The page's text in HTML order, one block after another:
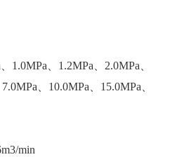
1.0MPa、1.2MPa、2.0MPa、
、10.0MPa、15.0MPa、
min